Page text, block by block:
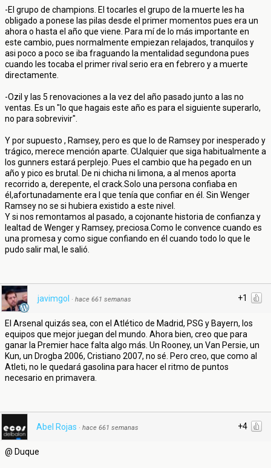
-El grupo de champions. El tocarles el grupo de la muerte les ha
obligado a ponese las pilas desde el primer momentos pues era un
ahora o hasta el año que viene. Para mí de lo más importante en
este cambio, pues normalmente empiezan relajados, tranquilos y
asi poco a poco se iba fraguando la mentalidad segundona pues
cuando les tocaba el primer rival serio era en febrero y a muerte
directamente.
-Ozil y las 5 renovaciones a la vez del año pasado junto a las no
ventas. Es un "lo que hagais este año es para el siguiente superarlo,
no para sobrevivir".
Y por supuesto , Ramsey, pero es que lo de Ramsey por inesperado y
trágico, merece mención aparte. CUalquier que siga habitualmente a
los gunners estará perplejo. Pues el cambio que ha pegado en un
año y pico es brutal. De ni chicha ni limona, a al menos aporta
recorrido a, derepente, el crack.Solo una persona confiaba en
él,afortunadamente era l que tenía que confiar en él. Sin Wenger
Ramsey no se si hubiera existido a este nivel.
Y si nos remontamos al pasado, a cojonante historia de confianza y
lealtad de Wenger y Ramsey, preciosa.Como le convence cuando es
una promesa y como sigue confiando en él cuando todo lo que le
pudo salir mal, le salió.
+1
javimgol · hace 661 semanas
El Arsenal quizás sea, con el Atlético de Madrid, PSG y Bayern, los
equipos que mejor juegan del mundo. Ahora bien, creo que para
ganar la Premier hace falta algo más. Un Rooney, un Van Persie, un
Kun, un Drogba 2006, Cristiano 2007, no sé. Pero creo, que como al
Atleti, no le quedará gasolina para hacer el ritmo de puntos
necesario en primavera.
+4
Abel Rojas · hace 661 semanas
@ Duque